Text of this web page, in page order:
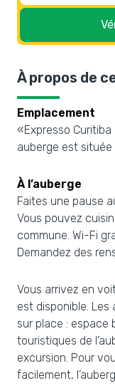
À propos de
Emplacement
«Expresso
auberge est
À l’auberge
Faites une pause
Vous pouvez
commune. Wi-Fi
Demandez des
Vous arrivez en
est disponible.
sur place : espace
touristiques de
excursion. Pour
facilement,